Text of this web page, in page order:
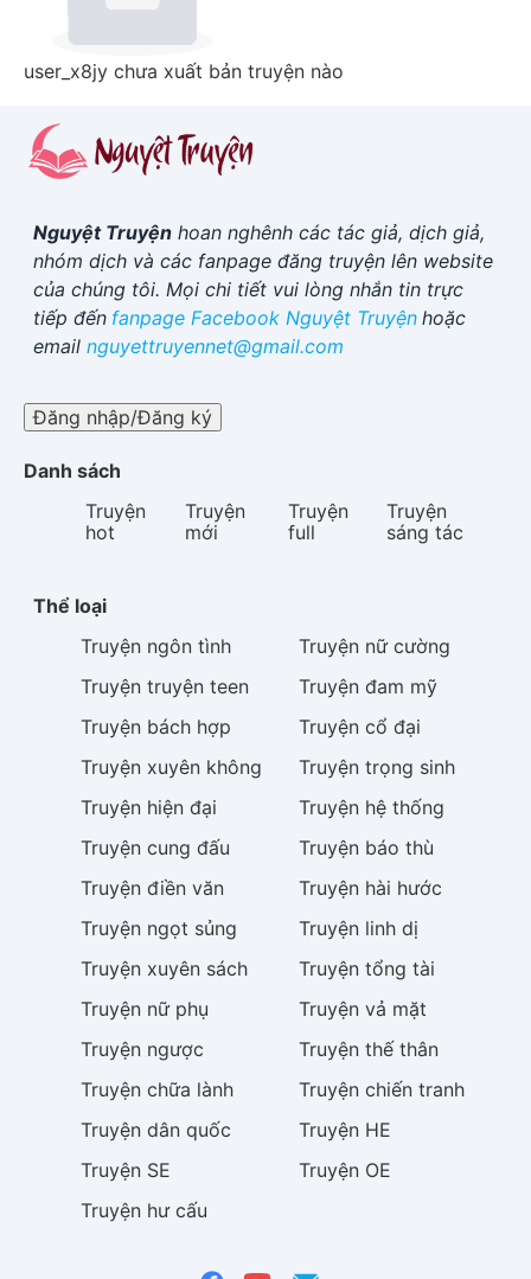
user_x8jy chưa xuất bản truyện nào
Nguyệt Truyện hoan nghênh các tác giả, dịch giả,
nhóm dịch và các fanpage đăng truyện lên website
của chúng tôi. Mọi chi tiết vui lòng nhắn tin trực
tiếp đến fanpage Facebook Nguyệt Truyện hoặc
email nguyettruyennet@gmail.com
Đăng nhập/Đăng ký
Danh sách
Truyện
hot
Truyện
mới
Truyện
full
Truyện
sáng tác
Thể loại
Truyện ngôn tình Truyện nữ cường
Truyện truyện teen Truyện đam mỹ
Truyện bách hợp Truyện cổ đại
Truyện xuyên không Truyện trọng sinh
Truyện hiện đại Truyện hệ thống
Truyện cung đấu Truyện báo thù
Truyện điền văn Truyện hài hước
Truyện ngọt sủng Truyện linh dị
Truyện xuyên sách Truyện tổng tài
Truyện nữ phụ Truyện vả mặt
Truyện ngược Truyện thế thân
Truyện chữa lành Truyện chiến tranh
Truyện dân quốc Truyện HE
Truyện SE Truyện OE
Truyện hư cấu